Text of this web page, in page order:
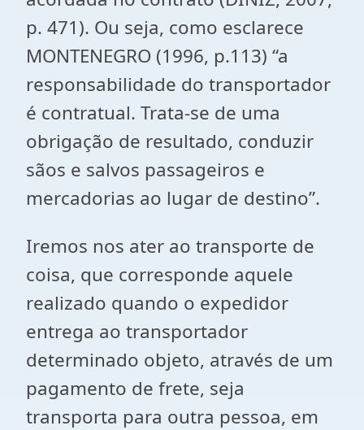
p. 471). Ou seja, como esclarece
MONTENEGRO (1996, p.113) “a
responsabilidade do transportador
é contratual. Trata-se de uma
obrigação de resultado, conduzir
sãos e salvos passageiros e
mercadorias ao lugar de destino”.
Iremos nos ater ao transporte de
coisa, que corresponde aquele
realizado quando o expedidor
entrega ao transportador
determinado objeto, através de um
pagamento de frete, seja
transporta para outra pessoa, em